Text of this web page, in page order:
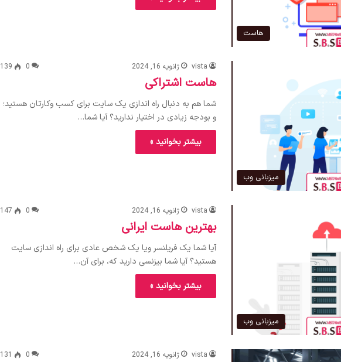
هاست
میزبانی وب
vista ژانویه 16, 2024 0
139
هاست اشتراکی
شما هم به دنبال راه اندازی یک سایت برای کسب وکارتان هستید؛
و بودجه زیادی در اختیار ندارید؟ آیا شما…
بیشتر بخوانید »
میزبانی وب
vista ژانویه 16, 2024 0
147
بهترین هاست ایرانی
آیا شما یک فریلنسر ویا یک شخص عادی برای راه اندازی سایت
هستید؟ آیا شما بیزنسی دارید که، برای آن…
بیشتر بخوانید »
vista ژانویه 16, 2024 0
131